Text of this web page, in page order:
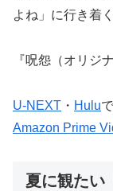
よね」に行き着く
『呪怨（オリジ
U-NEXT ・ Hulu
Amazon Prime
夏に観たい